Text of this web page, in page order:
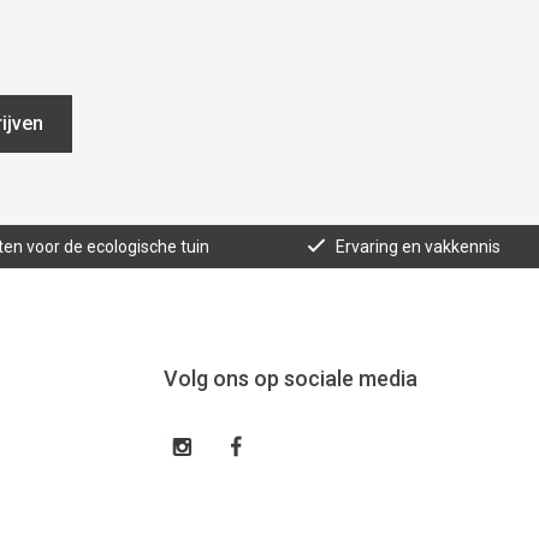
voor de ecologische tuin Ervaring en vakkennis
Volg ons op sociale media